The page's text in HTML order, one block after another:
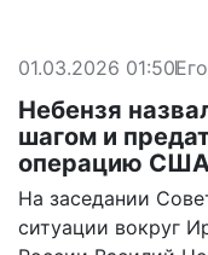
01.03.2026 01:50
Небензя
шагом и
операцию США
На заседании
ситуации вокруг